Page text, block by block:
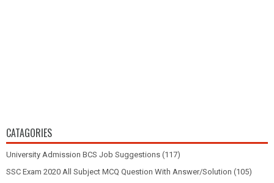
CATAGORIES
University Admission BCS Job Suggestions (117)
SSC Exam 2020 All Subject MCQ Question With Answer/Solution (105)